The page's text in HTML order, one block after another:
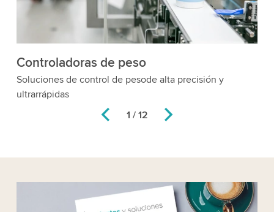
1 / 12
Capturadoras de peso
Capturadoras de peso y sistemas DWS